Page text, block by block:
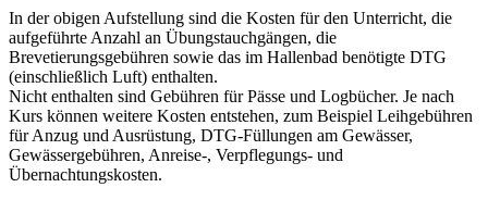
In der obigen Aufstellung sind die Kosten für den Unterricht, die
aufgeführte Anzahl an Übungstauchgängen, die
Brevetierungsgebühren sowie das im Hallenbad benötigte DTG
(einschließlich Luft) enthalten.
Nicht enthalten sind Gebühren für Pässe und Logbücher. Je nach
Kurs können weitere Kosten entstehen, zum Beispiel Leihgebühren
für Anzug und Ausrüstung, DTG-Füllungen am Gewässer,
Gewässergebühren, Anreise-, Verpflegungs- und
Übernachtungskosten.